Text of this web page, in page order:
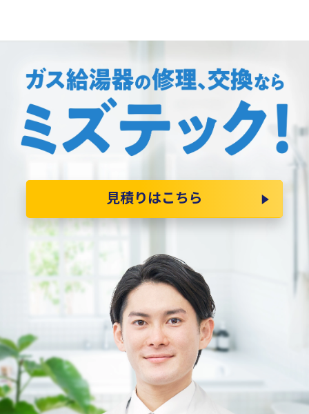
見積りはこちら